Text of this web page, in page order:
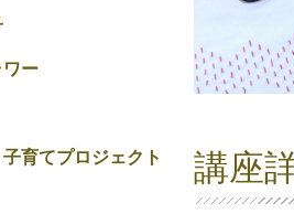
ー
育てプロジェクト
講座